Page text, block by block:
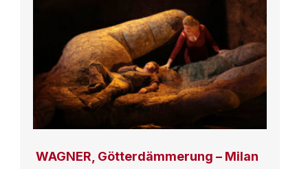
WAGNER, Götterdämmerung – Milan